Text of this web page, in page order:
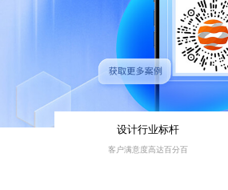
设计行业标杆
客户满意度高达百分百